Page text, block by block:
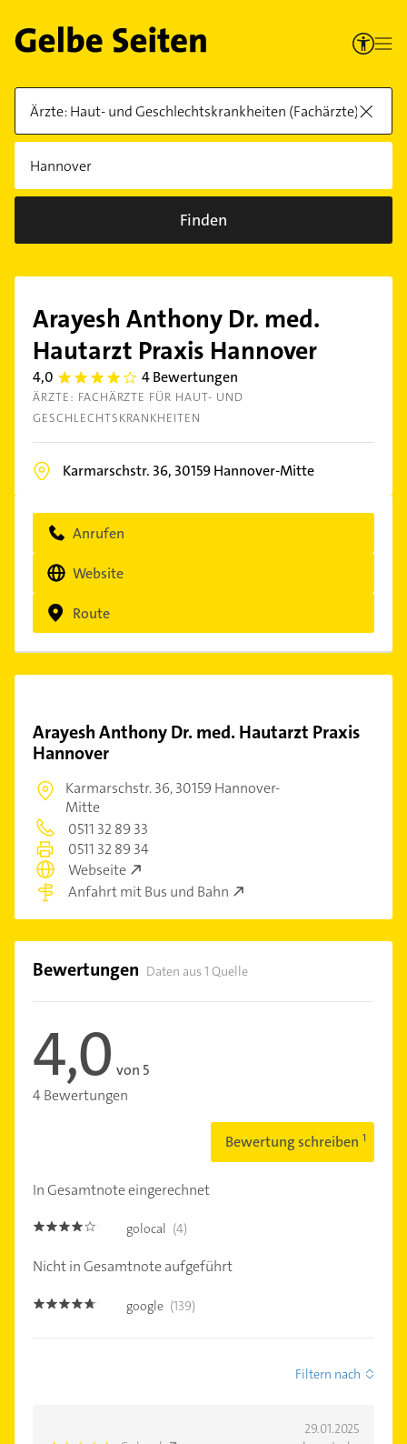
Finden
Arayesh Anthony Dr. med.
Hautarzt Praxis Hannover
4,0 4.0 4 Bewertungen
ÄRZTE: FACHÄRZTE FÜR HAUT- UND
GESCHLECHTSKRANKHEITEN
Karmarschstr. 36, 30159Hannover-Mitte
Anrufen
Website
Route
Arayesh Anthony Dr. med. Hautarzt Praxis
Hannover
Karmarschstr. 36,30159 Hannover-
Mitte
0511 32 89 33
0511 32 89 34
Webseite
Anfahrt mit Bus und Bahn
Bewertungen Daten aus 1 Quelle
4,0 von 5
4 Bewertungen
Bewertung schreiben
In Gesamtnote eingerechnet
4.0 golocal (4)
Nicht in Gesamtnote aufgeführt
4.6 google (139)
Filtern nach
29.01.2025